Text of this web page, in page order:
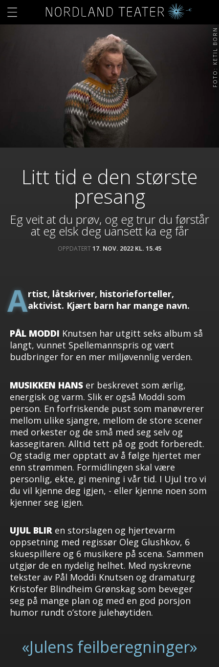
FOTO: KETIL BORN
Litt tid e den største
presang
Eg veit at du prøv, og eg trur du førstår
at eg elsk deg uansett ka eg får
OPPDATERT17. NOV. 2022 KL. 15.45
Artist, låtskriver, historieforteller,
aktivist. Kjært barn har mange navn.
PÅL MODDI Knutsen har utgitt seks album så
langt, vunnet Spellemannspris og vært
budbringer for en mer miljøvennlig verden.
MUSIKKEN HANS er beskrevet som ærlig,
energisk og varm. Slik er også Moddi som
person. En forfriskende pust som manøvrerer
mellom ulike sjangre, mellom de store scener
med orkester og de små med seg selv og
kassegitaren. Alltid tett på og godt forberedt.
Og stadig mer opptatt av å følge hjertet mer
enn strømmen. Formidlingen skal være
personlig, ekte, gi mening i vår tid. I Ujul tro vi
du vil kjenne deg igjen, - eller kjenne noen som
kjenner seg igjen.
UJUL BLIR en storslagen og hjertevarm
oppsetning med regissør Oleg Glushkov, 6
skuespillere og 6 musikere på scena. Sammen
utgjør de en nydelig helhet. Med nyskrevne
tekster av Pål Moddi Knutsen og dramaturg
Kristofer Blindheim Grønskag som beveger
seg på mange plan og med en god porsjon
humor rundt o’store julehøytiden.
«Julens feilberegninger»